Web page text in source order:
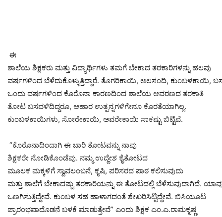
ಈ
ಶಾಲೆಯ ಶಿಕ್ಷಕರು ಮತ್ತು ವಿದ್ಯಾರ್ಥಿಗಳು ತಮಗೆ ಬೇಕಾದ ತರಕಾರಿಗಳನ್ನು ಹಲವು
ವರ್ಷಗಳಿಂದ ಬೆಳೆದುಕೊಳ್ಳುತ್ತಿದ್ದಾರೆ. ತೊಗರಿಕಾಯಿ, ಅಲಸಂದಿ, ಕುಂಬಳಕಾಯಿ,
ಒಂದು ವರ್ಷಗಳಿಂದ ಕೊರೊನಾ ಕಾರಣದಿಂದ ಶಾಲೆಯ ಆವರಣದ ತರಕಾತಿ
ತೋಟ ಬಸವಳಿದಿದ್ದರೂ, ಆಹಾರ ಉತ್ಪನ್ನಗಳಿಗೇನೂ ಕೊರತೆಯಾಗಿಲ್ಲ.
ಕುಂಬಳಕಾಯಿಗಳು, ಸೋರೇಕಾಯಿ, ಅವರೇಕಾಯಿ ಸಾಕಷ್ಟು ಬಿಟ್ಟಿವೆ.
“ಕೊರೊನಾದಿಂದಾಗಿ ಈ ಬಾರಿ ತೋಟವನ್ನು ನಾವು
ಶಿಕ್ಷಕರೇ ನೋಡಿಕೊಂಡೆವು. ನಮ್ಮ ಉದ್ದೇಶ ಕೈತೋಟದ
ಮೂಲಕ ಮಕ್ಕಳಿಗೆ ಸ್ವಾವಲಂಬನೆ, ಕೃಷಿ, ಪರಿಸರದ ಪಾಠ ಕಲಿಸುವುದು
ಮತ್ತು ಶಾಲೆಗೆ ಬೇಕಾದಷ್ಟು ತರಕಾರಿಯನ್ನು ಈ ತೋಟದಲ್ಲಿ ಬೆಳೆಸುವುದಾಗಿದೆ.
ಒಣಗಿಸುತ್ತಿದ್ದೇವೆ. ಕುಂಬಳ ಸಹ ಹಾಳಾಗದಂತೆ ಶೇಖರಿಸಿಟ್ಟಿದ್ದೇವೆ. ಬಿಸಿಯೂಟ
ಪ್ರಾರಂಭವಾದೊಡನೆ ಬಳಕೆ ಮಾಡುತ್ತೇವೆ” ಎಂದು ಶಿಕ್ಷಕ ಎಂ.ಎ.ರಾಮಕೃಷ್ಣ